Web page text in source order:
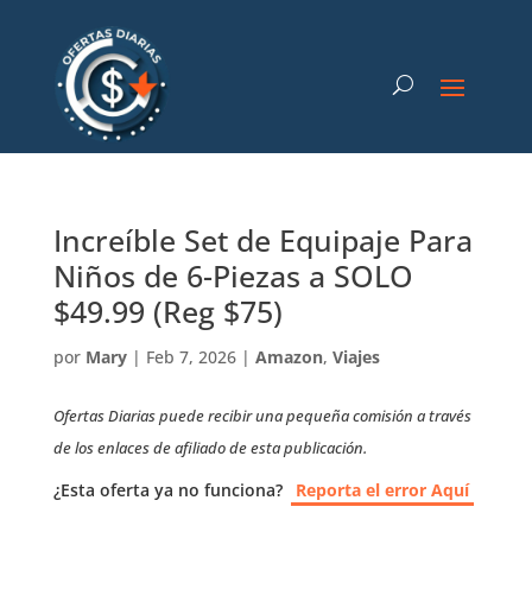
Increíble Set de Equipaje Para
Niños de 6-Piezas a SOLO
$49.99 (Reg $75)
por Mary| Feb 7, 2026| Amazon, Viajes
Ofertas Diarias puede recibir una pequeña comisión a través
de los enlaces de afiliado de esta publicación.
¿Esta oferta ya no funciona? Reporta el error Aquí